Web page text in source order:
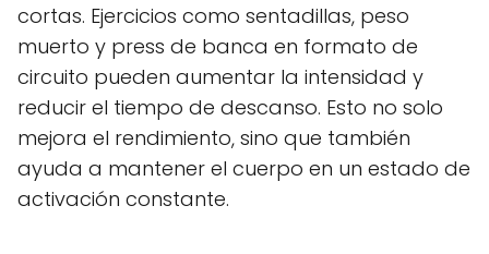
cortas. Ejercicios como sentadillas, peso
muerto y press de banca en formato de
circuito pueden aumentar la intensidad y
reducir el tiempo de descanso. Esto no solo
mejora el rendimiento, sino que también
ayuda a mantener el cuerpo en un estado de
activación constante.